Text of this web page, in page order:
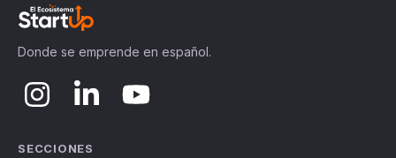
Donde se emprende en español.
SECCIONES